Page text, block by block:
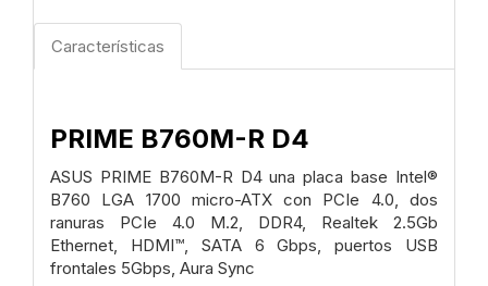
Características
PRIME B760M-R D4
ASUS PRIME B760M-R D4 una placa base Intel®
B760 LGA 1700 micro-ATX con PCIe 4.0, dos
ranuras PCIe 4.0 M.2, DDR4, Realtek 2.5Gb
Ethernet, HDMI™, SATA 6 Gbps, puertos USB
frontales 5Gbps, Aura Sync